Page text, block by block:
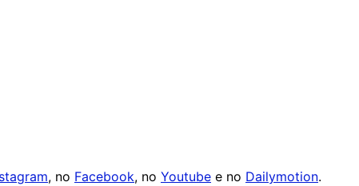
, no Facebook, no Youtube e no Dailymotion.